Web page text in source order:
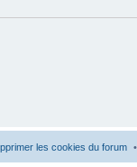
les cookies du forum